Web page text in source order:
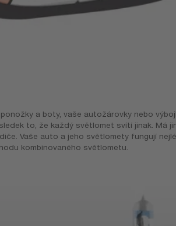
a boty, vaše autožárovky nebo
to, že každý světlomet svítí jinak. Má
Vaše auto a jeho světlomety fungují
kombinovaného světlometu.